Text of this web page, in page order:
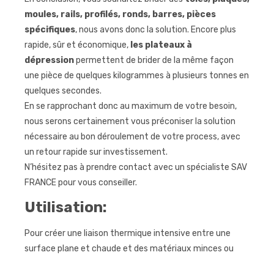
moules, rails, profilés, ronds, barres, pièces
spécifiques, nous avons donc la solution. Encore plus
rapide, sûr et économique, les plateaux à
dépressionpermettent de brider de la même façon
une pièce de quelques kilogrammes à plusieurs tonnes en
quelques secondes.
En se rapprochant donc au maximum de votre besoin,
nous serons certainement vous préconiser la solution
nécessaire au bon déroulement de votre process, avec
un retour rapide sur investissement.
N’hésitez pas à prendre contact avec un spécialiste SAV
FRANCE pour vous conseiller.
Utilisation:
Pour créer une liaison thermique intensive entre une
surface plane et chaude et des matériaux minces ou